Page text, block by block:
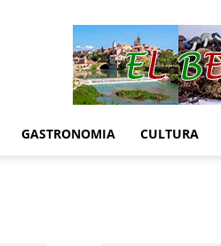
GASTRONOMIA CULTURA